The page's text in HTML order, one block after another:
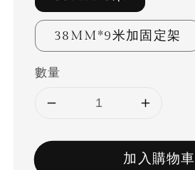
38MM*9米加固定架
數量
加入購物車